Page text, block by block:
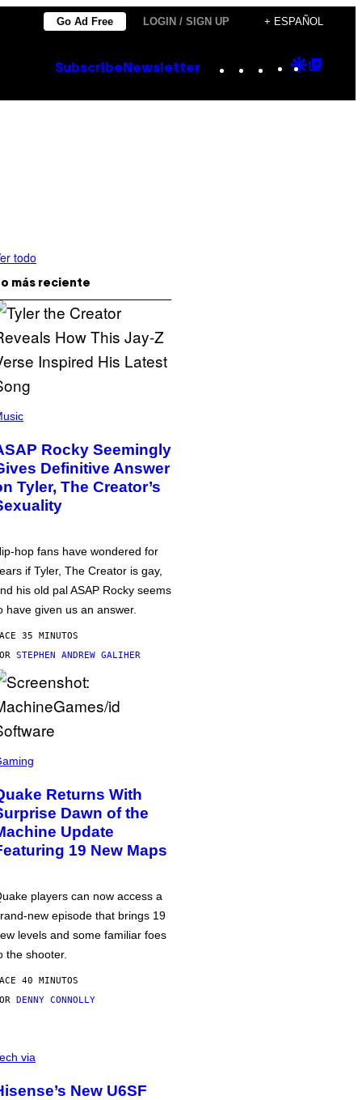
Go Ad Free LOGIN / SIGN UP + ESPAÑOL
Subscribe Newsletter Instagram
TikTok
YouTube
Google
todo
más reciente
Rocky Seemingly
Definitive Answer
Tyler, The Creator’s
hop fans have wondered for
if Tyler, The Creator is gay,
his old pal ASAP Rocky seems
have given us an answer.
35 MINUTOS
STEPHEN ANDREW GALIHER
Returns With
Dawn of the
Update
19 New Maps
players can now access a
new episode that brings 19
levels and some familiar foes
the shooter.
40 MINUTOS
DENNY CONNOLLY
via
New U6SF